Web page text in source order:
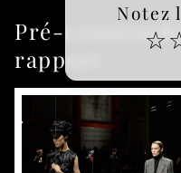
Notez
☆
Pré-
rapport